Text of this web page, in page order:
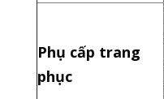
Phụ cấp trang
phục